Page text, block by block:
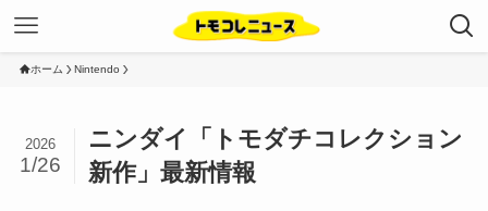
ホーム Nintendo
ニンダイ「トモダチコレクション
新作」最新情報
2026
1/26